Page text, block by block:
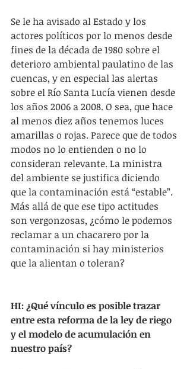
Se le ha avisado al Estado y los
actores políticos por lo menos desde
fines de la década de 1980 sobre el
deterioro ambiental paulatino de las
cuencas, y en especial las alertas
sobre el Río Santa Lucía vienen desde
los años 2006 a 2008. O sea, que hace
al menos diez años tenemos luces
amarillas o rojas. Parece que de todos
modos no lo entienden o no lo
consideran relevante. La ministra
del ambiente se justifica diciendo
que la contaminación está “estable”.
Más allá de que ese tipo actitudes
son vergonzosas, ¿cómo le podemos
reclamar a un chacarero por la
contaminación si hay ministerios
que la alientan o toleran?
HI: ¿Qué vínculo es posible trazar
entre esta reforma de la ley de riego
y el modelo de acumulación en
nuestro país?